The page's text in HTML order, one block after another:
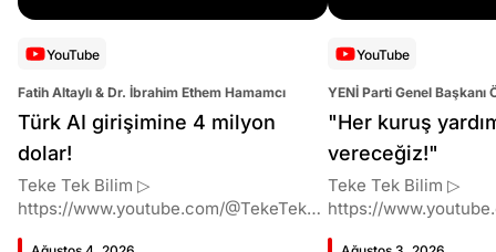
YouTube
Fatih Altaylı & Dr. İbrahim Ethem Hamamcı
Türk AI girişimine 4 milyon
dolar!
Teke Tek Bilim ▷
https://www.youtube.com/@TekeTekBil
YouTube
YENİ Parti Genel Başkanı
Altaylı
"Her kuruş
vereceğiz!"
Teke Tek Bilim ▷
https://